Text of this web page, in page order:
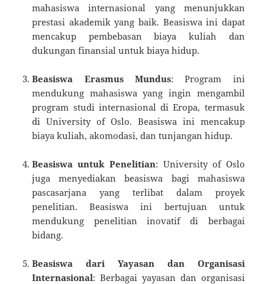
mahasiswa internasional yang menunjukkan
prestasi akademik yang baik. Beasiswa ini dapat
mencakup pembebasan biaya kuliah dan
dukungan finansial untuk biaya hidup.
Beasiswa Erasmus Mundus: Program ini
mendukung mahasiswa yang ingin mengambil
program studi internasional di Eropa, termasuk
di University of Oslo. Beasiswa ini mencakup
biaya kuliah, akomodasi, dan tunjangan hidup.
Beasiswa untuk Penelitian: University of Oslo
juga menyediakan beasiswa bagi mahasiswa
pascasarjana yang terlibat dalam proyek
penelitian. Beasiswa ini bertujuan untuk
mendukung penelitian inovatif di berbagai
bidang.
Beasiswa dari Yayasan dan Organisasi
Internasional: Berbagai yayasan dan organisasi